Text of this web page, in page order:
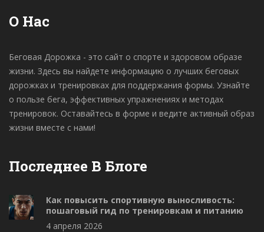
О Нас
Беговая Дорожка - это сайт о спорте и здоровом образе
жизни. Здесь вы найдете информацию о лучших беговых
дорожках и тренировках для поддержания формы. Узнайте
о пользе бега, эффективных упражнениях и методах
тренировок. Оставайтесь в форме и ведите активный образ
жизни вместе с нами!
Последнее В Блоге
Как повысить спортивную выносливость:
пошаговый гид по тренировкам и питанию
4 апреля 2026